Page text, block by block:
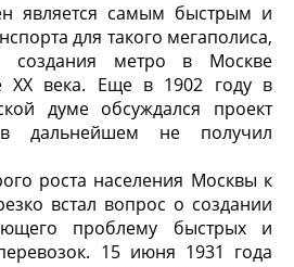
самым быстрым и
для такого мегаполиса,
создания метро в Москве
XX века. Еще в 1902 году в
думе обсуждался проект
дальнейшем не получил
роста населения Москвы к
встал вопрос о создании
проблему быстрых и
15 июня 1931 года